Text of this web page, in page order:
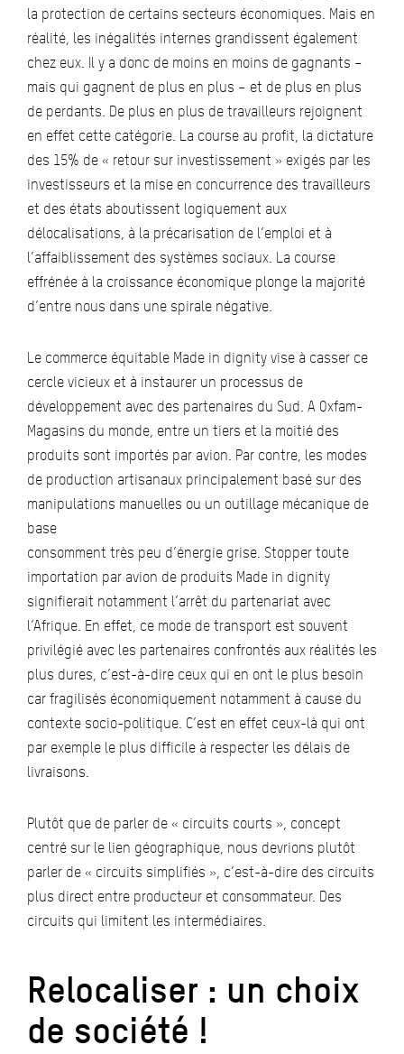
la protection de certains secteurs économiques. Mais en
réalité, les inégalités internes grandissent également
chez eux. Il y a donc de moins en moins de gagnants –
mais qui gagnent de plus en plus – et de plus en plus
de perdants. De plus en plus de travailleurs rejoignent
en effet cette catégorie. La course au profit, la dictature
des 15% de « retour sur investissement » exigés par les
investisseurs et la mise en concurrence des travailleurs
et des états aboutissent logiquement aux
délocalisations, à la précarisation de l’emploi et à
l’affaiblissement des systèmes sociaux. La course
effrénée à la croissance économique plonge la majorité
d’entre nous dans une spirale négative.
Le commerce équitable Made in dignity vise à casser ce
cercle vicieux et à instaurer un processus de
développement avec des partenaires du Sud. A Oxfam-
Magasins du monde, entre un tiers et la moitié des
produits sont importés par avion. Par contre, les modes
de production artisanaux principalement basé sur des
manipulations manuelles ou un outillage mécanique de
base
consomment très peu d’énergie grise. Stopper toute
importation par avion de produits Made in dignity
signifierait notamment l’arrêt du partenariat avec
l’Afrique. En effet, ce mode de transport est souvent
privilégié avec les partenaires confrontés aux réalités les
plus dures, c’est-à-dire ceux qui en ont le plus besoin
car fragilisés économiquement notamment à cause du
contexte socio-politique. C’est en effet ceux-là qui ont
par exemple le plus difficile à respecter les délais de
livraisons.
Plutôt que de parler de « circuits courts », concept
centré sur le lien géographique, nous devrions plutôt
parler de « circuits simplifiés », c’est-à-dire des circuits
plus direct entre producteur et consommateur. Des
circuits qui limitent les intermédiaires.
Relocaliser : un choix
de société !